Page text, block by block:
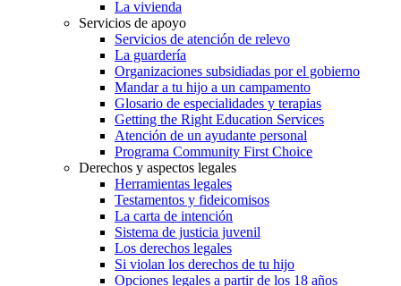
La vivienda
Servicios de apoyo
Servicios de atención de relevo
La guardería
Organizaciones subsidiadas por el gobierno
Mandar a tu hijo a un campamento
Glosario de especialidades y terapias
Getting the Right Education Services
Atención de un ayudante personal
Programa Community First Choice
Derechos y aspectos legales
Herramientas legales
Testamentos y fideicomisos
La carta de intención
Sistema de justicia juvenil
Los derechos legales
Si violan los derechos de tu hijo
Opciones legales a partir de los 18 años